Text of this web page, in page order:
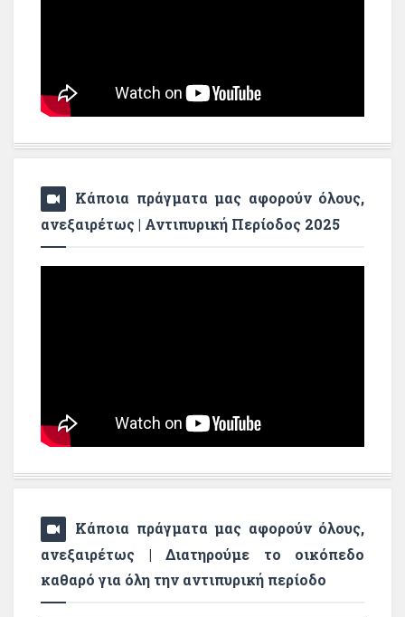
Κάποια πράγματα μας αφορούν όλους,
ανεξαιρέτως | Αντιπυρική Περίοδος 2025
Κάποια πράγματα μας αφορούν όλους,
ανεξαιρέτως | Διατηρούμε το οικόπεδο
καθαρό για όλη την αντιπυρική περίοδο